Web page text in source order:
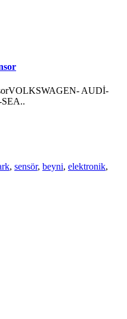
AUDİ-
, sensör, beyni, elektronik,